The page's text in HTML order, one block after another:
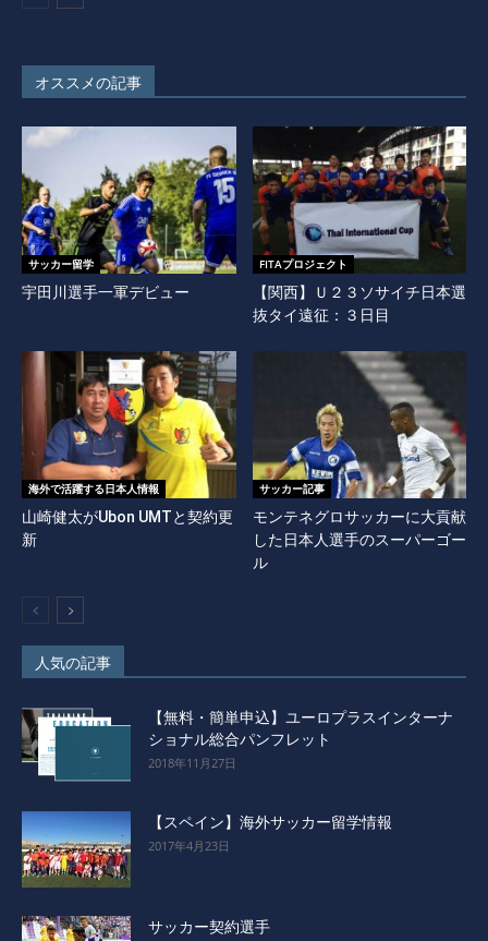
オススメの記事
サッカー留学
宇田川選手一軍デビュー
FITAプロジェクト
【関西】Ｕ２３ソサイチ日本選
抜タイ遠征：３日目
海外で活躍する日本人情報
山崎健太がUbon UMTと契約更
新
サッカー記事
モンテネグロサッカーに大貢献
した日本人選手のスーパーゴー
ル
人気の記事
【無料・簡単申込】ユーロプラスインターナ
ショナル総合パンフレット
2018年11月27日
【スペイン】海外サッカー留学情報
2017年4月23日
サッカー契約選手